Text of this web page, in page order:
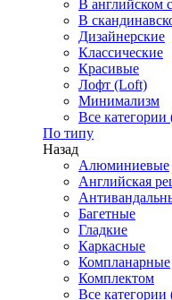
В английском
В
Дизайнерские
Классические
Красивые
Лофт (Loft)
Минимализм
Все категории
По типу
Назад
Алюминиевые
Английская
Багетные
Гладкие
Каркасные
Компланарные
Комплектом
Все категории